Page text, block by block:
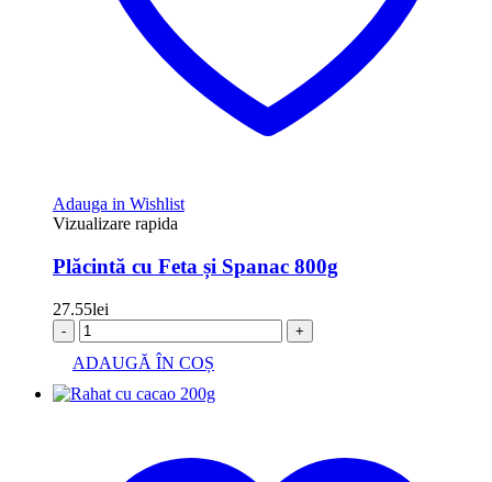
Adauga in Wishlist
Vizualizare rapida
Plăcintă cu Feta și Spanac 800g
27.55lei
- +
ADAUGĂ ÎN COȘ